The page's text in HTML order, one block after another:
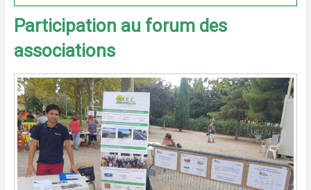
Participation au forum des
associations